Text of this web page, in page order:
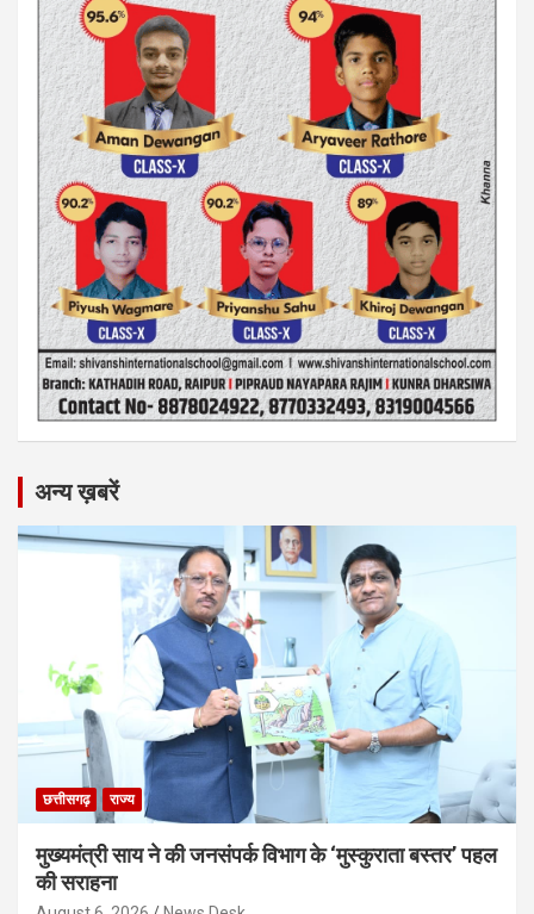
अन्य ख़बरें
छत्तीसगढ़ राज्य
मुख्यमंत्री साय ने की जनसंपर्क विभाग के ‘मुस्कुराता बस्तर’ पहल
की सराहना